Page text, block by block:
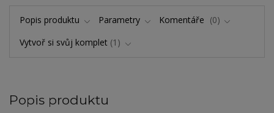
Popis produktu Parametry Komentáře
0
Vytvoř si svůj komplet 1
Popis produktu